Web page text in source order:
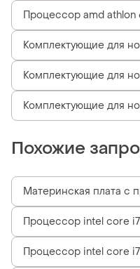
Процессор amd athlon
Комплектующие для
Комплектующие для
Комплектующие для
Похожие
Материнская плата с
Процессор intel core
Процессор intel core